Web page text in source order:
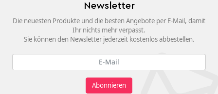
Newsletter
Die neuesten Produkte und die besten Angebote per E-Mail, damit
Ihr nichts mehr verpasst.
Sie können den Newsletter jederzeit kostenlos abbestellen.
Abonnieren